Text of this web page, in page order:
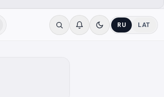
RU LAT